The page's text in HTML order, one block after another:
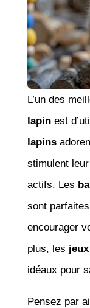
L’un des
lapinest
lapins
stimulent
actifs. Les
sont
encourager
plus, les
idéaux pour
Pensez par